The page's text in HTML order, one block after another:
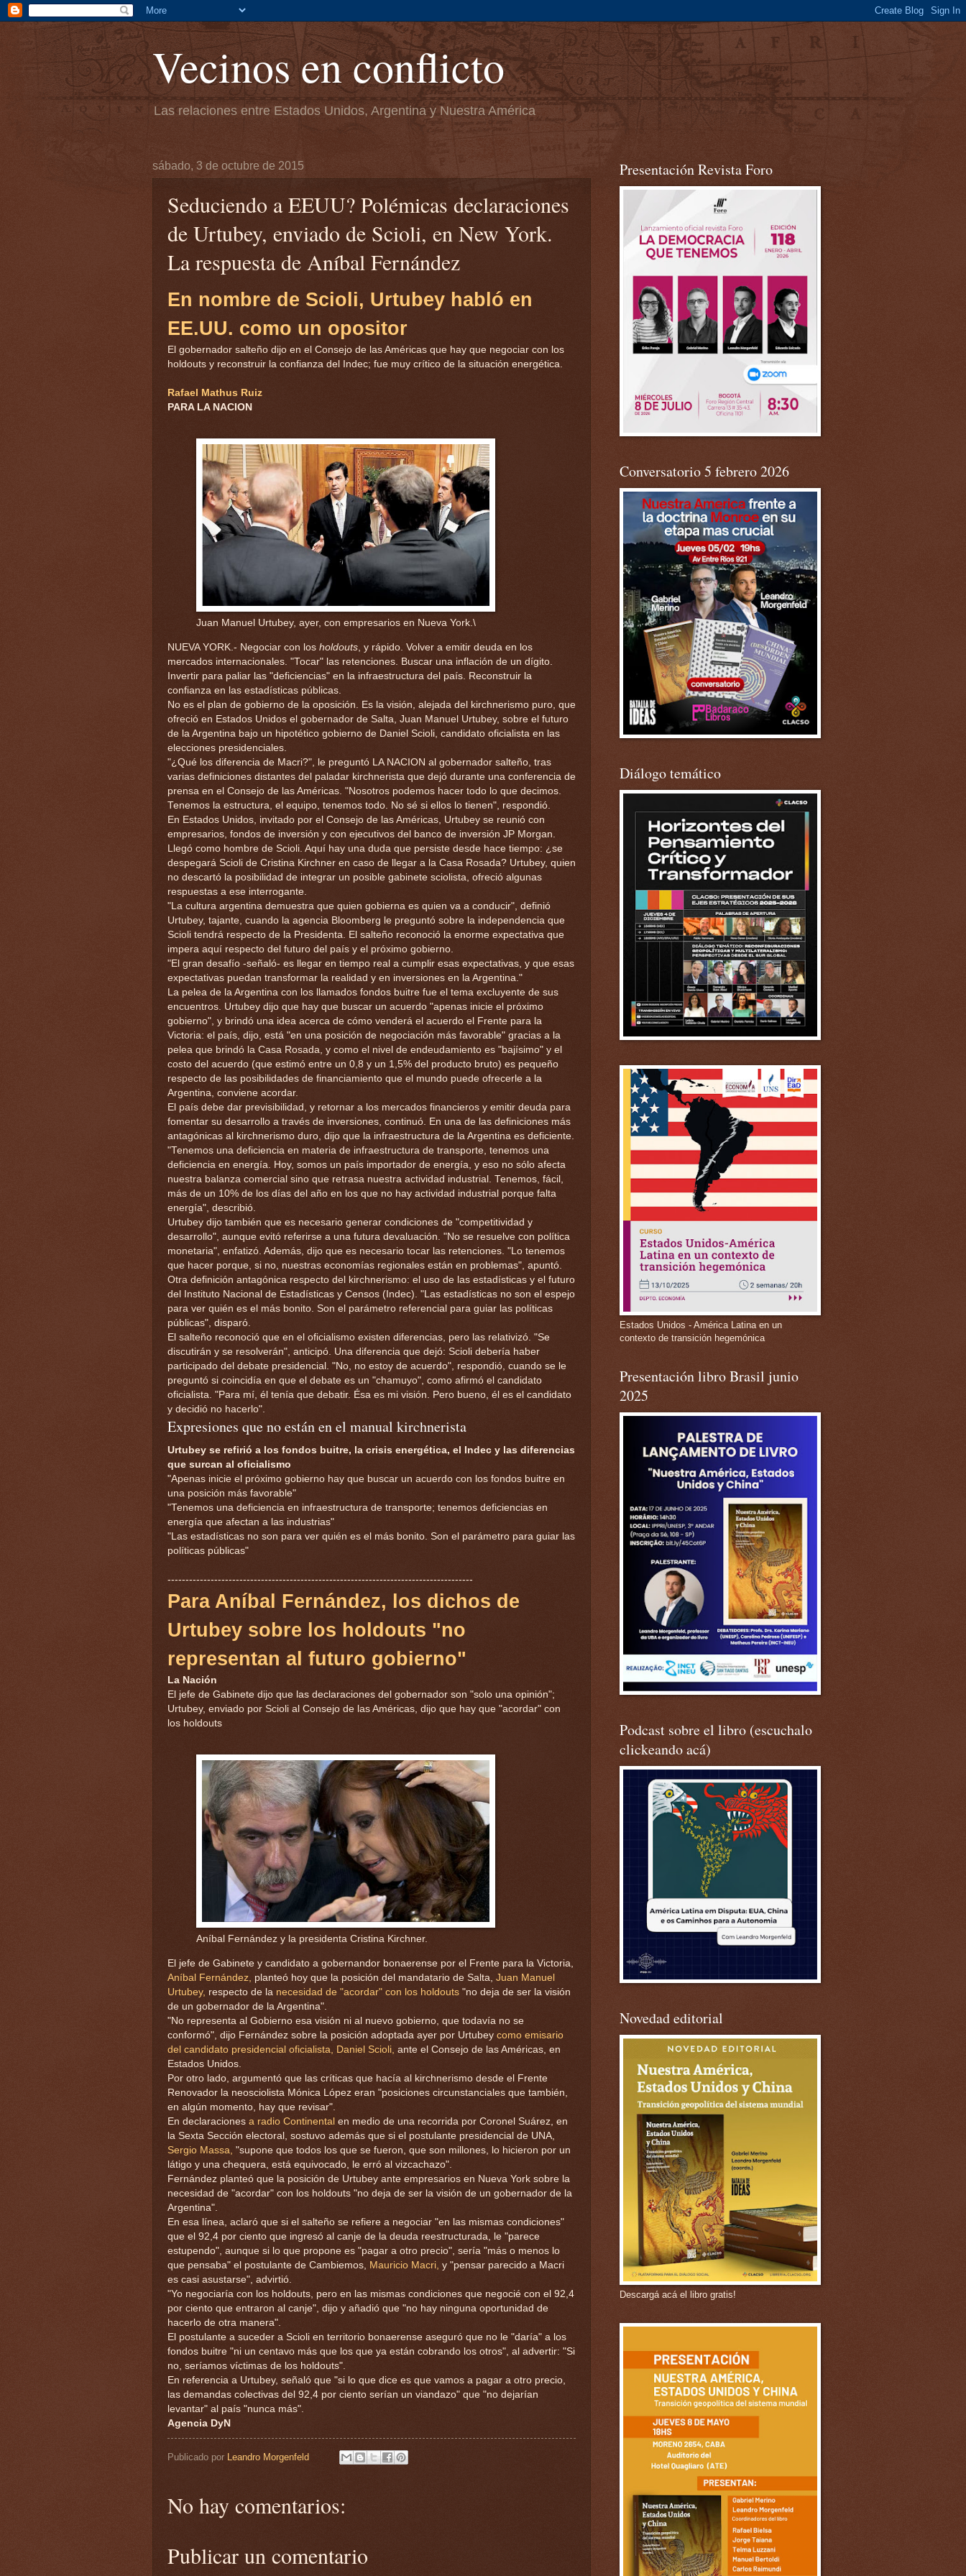
Vecinos en conflicto
Las relaciones entre Estados Unidos, Argentina y Nuestra América
sábado, 3 de octubre de 2015
Seduciendo a EEUU? Polémicas declaraciones
de Urtubey, enviado de Scioli, en New York.
La respuesta de Aníbal Fernández
En nombre de Scioli, Urtubey habló en
EE.UU. como un opositor
El gobernador salteño dijo en el Consejo de las Américas que hay que negociar con los
holdouts y reconstruir la confianza del Indec; fue muy crítico de la situación energética.
Rafael Mathus Ruiz
PARA LA NACION
Juan Manuel Urtubey, ayer, con empresarios en Nueva York.\
NUEVA YORK.- Negociar con los holdouts , y rápido. Volver a emitir deuda en los
mercados internacionales. "Tocar" las retenciones. Buscar una inflación de un dígito.
Invertir para paliar las "deficiencias" en la infraestructura del país. Reconstruir la
confianza en las estadísticas públicas.
No es el plan de gobierno de la oposición. Es la visión, alejada del kirchnerismo puro, que
ofreció en Estados Unidos el gobernador de Salta, Juan Manuel Urtubey, sobre el futuro
de la Argentina bajo un hipotético gobierno de Daniel Scioli, candidato oficialista en las
elecciones presidenciales.
"¿Qué los diferencia de Macri?", le preguntó LA NACION al gobernador salteño, tras
varias definiciones distantes del paladar kirchnerista que dejó durante una conferencia de
prensa en el Consejo de las Américas. "Nosotros podemos hacer todo lo que decimos.
Tenemos la estructura, el equipo, tenemos todo. No sé si ellos lo tienen", respondió.
En Estados Unidos, invitado por el Consejo de las Américas, Urtubey se reunió con
empresarios, fondos de inversión y con ejecutivos del banco de inversión JP Morgan.
Llegó como hombre de Scioli. Aquí hay una duda que persiste desde hace tiempo: ¿se
despegará Scioli de Cristina Kirchner en caso de llegar a la Casa Rosada? Urtubey, quien
no descartó la posibilidad de integrar un posible gabinete sciolista, ofreció algunas
respuestas a ese interrogante.
"La cultura argentina demuestra que quien gobierna es quien va a conducir", definió
Urtubey, tajante, cuando la agencia Bloomberg le preguntó sobre la independencia que
Scioli tendrá respecto de la Presidenta. El salteño reconoció la enorme expectativa que
impera aquí respecto del futuro del país y el próximo gobierno.
"El gran desafío -señaló- es llegar en tiempo real a cumplir esas expectativas, y que esas
expectativas puedan transformar la realidad y en inversiones en la Argentina."
La pelea de la Argentina con los llamados fondos buitre fue el tema excluyente de sus
encuentros. Urtubey dijo que hay que buscar un acuerdo "apenas inicie el próximo
gobierno", y brindó una idea acerca de cómo venderá el acuerdo el Frente para la
Victoria: el país, dijo, está "en una posición de negociación más favorable" gracias a la
pelea que brindó la Casa Rosada, y como el nivel de endeudamiento es "bajísimo" y el
costo del acuerdo (que estimó entre un 0,8 y un 1,5% del producto bruto) es pequeño
respecto de las posibilidades de financiamiento que el mundo puede ofrecerle a la
Argentina, conviene acordar.
El país debe dar previsibilidad, y retornar a los mercados financieros y emitir deuda para
fomentar su desarrollo a través de inversiones, continuó. En una de las definiciones más
antagónicas al kirchnerismo duro, dijo que la infraestructura de la Argentina es deficiente.
"Tenemos una deficiencia en materia de infraestructura de transporte, tenemos una
deficiencia en energía. Hoy, somos un país importador de energía, y eso no sólo afecta
nuestra balanza comercial sino que retrasa nuestra actividad industrial. Tenemos, fácil,
más de un 10% de los días del año en los que no hay actividad industrial porque falta
energía", describió.
Urtubey dijo también que es necesario generar condiciones de "competitividad y
desarrollo", aunque evitó referirse a una futura devaluación. "No se resuelve con política
monetaria", enfatizó. Además, dijo que es necesario tocar las retenciones. "Lo tenemos
que hacer porque, si no, nuestras economías regionales están en problemas", apuntó.
Otra definición antagónica respecto del kirchnerismo: el uso de las estadísticas y el futuro
del Instituto Nacional de Estadísticas y Censos (Indec). "Las estadísticas no son el espejo
para ver quién es el más bonito. Son el parámetro referencial para guiar las políticas
públicas", disparó.
El salteño reconoció que en el oficialismo existen diferencias, pero las relativizó. "Se
discutirán y se resolverán", anticipó. Una diferencia que dejó: Scioli debería haber
participado del debate presidencial. "No, no estoy de acuerdo", respondió, cuando se le
preguntó si coincidía en que el debate es un "chamuyo", como afirmó el candidato
oficialista. "Para mí, él tenía que debatir. Ésa es mi visión. Pero bueno, él es el candidato
y decidió no hacerlo".
Expresiones que no están en el manual kirchnerista
Urtubey se refirió a los fondos buitre, la crisis energética, el Indec y las diferencias
que surcan al oficialismo
"Apenas inicie el próximo gobierno hay que buscar un acuerdo con los fondos buitre en
una posición más favorable"
"Tenemos una deficiencia en infraestructura de transporte; tenemos deficiencias en
energía que afectan a las industrias"
"Las estadísticas no son para ver quién es el más bonito. Son el parámetro para guiar las
políticas públicas"
-------------------------------------------------------------------------------------
Para Aníbal Fernández, los dichos de
Urtubey sobre los holdouts "no
representan al futuro gobierno"
La Nación
El jefe de Gabinete dijo que las declaraciones del gobernador son "solo una opinión";
Urtubey, enviado por Scioli al Consejo de las Américas, dijo que hay que "acordar" con
los holdouts
Aníbal Fernández y la presidenta Cristina Kirchner.
El jefe de Gabinete y candidato a gobernandor bonaerense por el Frente para la Victoria,
Aníbal Fernández, planteó hoy que la posición del mandatario de Salta, Juan Manuel
Urtubey, respecto de la necesidad de "acordar" con los holdouts "no deja de ser la visión
de un gobernador de la Argentina".
"No representa al Gobierno esa visión ni al nuevo gobierno, que todavía no se
conformó", dijo Fernández sobre la posición adoptada ayer por Urtubey como emisario
del candidato presidencial oficialista, Daniel Scioli, ante el Consejo de las Américas, en
Estados Unidos.
Por otro lado, argumentó que las críticas que hacía al kirchnerismo desde el Frente
Renovador la neosciolista Mónica López eran "posiciones circunstanciales que también,
en algún momento, hay que revisar".
En declaraciones a radio Continental en medio de una recorrida por Coronel Suárez, en
la Sexta Sección electoral, sostuvo además que si el postulante presidencial de UNA,
Sergio Massa, "supone que todos los que se fueron, que son millones, lo hicieron por un
látigo y una chequera, está equivocado, le erró al vizcachazo".
Fernández planteó que la posición de Urtubey ante empresarios en Nueva York sobre la
necesidad de "acordar" con los holdouts "no deja de ser la visión de un gobernador de la
Argentina".
En esa línea, aclaró que si el salteño se refiere a negociar "en las mismas condiciones"
que el 92,4 por ciento que ingresó al canje de la deuda reestructurada, le "parece
estupendo", aunque si lo que propone es "pagar a otro precio", sería "más o menos lo
que pensaba" el postulante de Cambiemos,
Mauricio Macri, y "pensar parecido a Macri
es casi asustarse", advirtió.
"Yo negociaría con los holdouts, pero en las mismas condiciones que negocié con el 92,4
por ciento que entraron al canje", dijo y añadió que "no hay ninguna oportunidad de
hacerlo de otra manera".
El postulante a suceder a Scioli en territorio bonaerense aseguró que no le "daría" a los
fondos buitre "ni un centavo más que los que ya están cobrando los otros", al advertir: "Si
no, seríamos víctimas de los holdouts".
En referencia a Urtubey, señaló que "si lo que dice es que vamos a pagar a otro precio,
las demandas colectivas del 92,4 por ciento serían un viandazo" que "no dejarían
levantar" al país "nunca más".
Agencia DyN
Publicado por Leandro Morgenfeld
No hay comentarios:
Publicar un comentario
Presentación Revista Foro
Conversatorio 5 febrero 2026
Diálogo temático
Estados Unidos - América Latina en un
contexto de transición hegemónica
Presentación libro Brasil junio
2025
Podcast sobre el libro (escuchalo
clickeando acá)
Novedad editorial
Descargá acá el libro gratis!